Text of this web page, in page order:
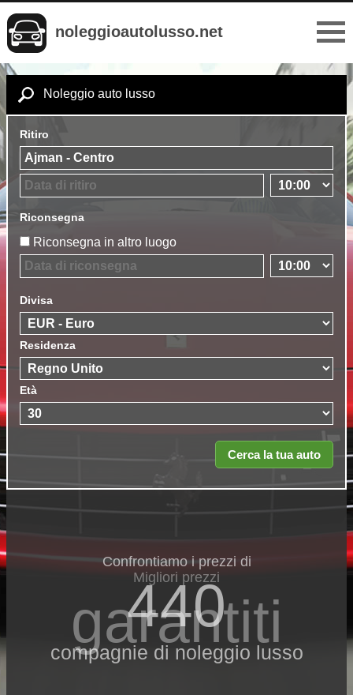
noleggioautolusso.net
Noleggio auto lusso
Ritiro
Riconsegna
Riconsegna in altro luogo
Divisa
Residenza
Età
Confrontiamo i prezzi di
440
compagnie di noleggio lusso
Migliori prezzi
garantiti